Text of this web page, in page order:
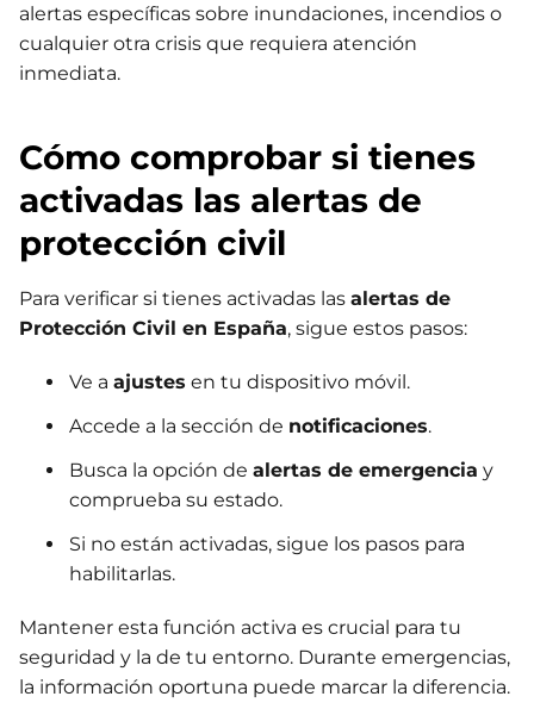
alertas específicas sobre inundaciones, incendios o
cualquier otra crisis que requiera atención
inmediata.
Cómo comprobar si tienes
activadas las alertas de
protección civil
Para verificar si tienes activadas las alertas de
Protección Civil en España, sigue estos pasos:
Ve a ajustes en tu dispositivo móvil.
Accede a la sección de notificaciones.
Busca la opción de alertas de emergencia y
comprueba su estado.
Si no están activadas, sigue los pasos para
habilitarlas.
Mantener esta función activa es crucial para tu
seguridad y la de tu entorno. Durante emergencias,
la información oportuna puede marcar la diferencia.